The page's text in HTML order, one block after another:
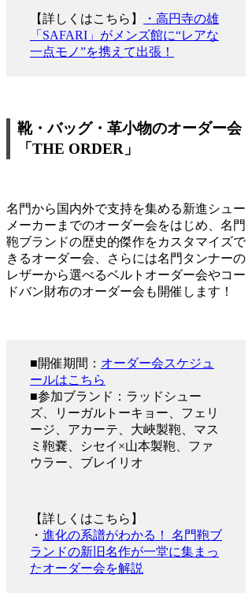
【詳しくはこちら】
・高円寺の雄
「SAFARI」がメンズ館に“レアな
一点モノ”を携えて出張！
靴・バッグ・革小物のオーダー会
「THE ORDER」
名門から国内外で支持を集める新進シュー
メーカーまでのオーダー会をはじめ、名門
鞄ブランドの歴史的傑作をカスタマイズで
きるオーダー会、さらには名門タンナーの
レザーから選べるベルトオーダー会やコー
ドバン財布のオーダー会も開催します！
■開催期間： オーダー会スケジュ
ールはこちら
■参加ブランド：ラッドシュー
ズ、リーガルトーキョー、フェリ
ージ、アカーテ、大峽製鞄、マス
ミ鞄嚢、シセイ×山本製鞄、ファ
ウラー、ブレイリオ
【詳しくはこちら】
・ 進化の系譜がわかる！ 名門鞄ブ
ランドの新旧名作が一堂に集まっ
たオーダー会を解説